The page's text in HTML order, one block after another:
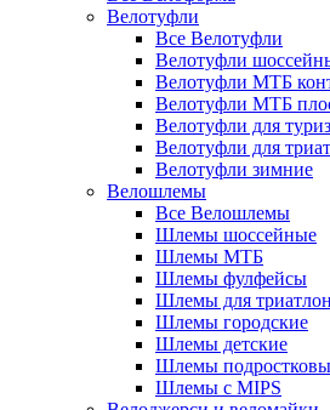
Велотуфли
Все Велотуфли
Велотуфли
Велотуфли МТБ
Велотуфли МТБ
Велотуфли для
Велотуфли для
Велотуфли зимние
Велошлемы
Все Велошлемы
Шлемы шоссейные
Шлемы МТБ
Шлемы фулфейсы
Шлемы для
Шлемы городские
Шлемы детские
Шлемы
Шлемы с MIPS